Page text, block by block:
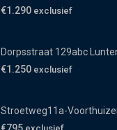
€1.290 exclusief
Dorpsstraat 129abc
€1.250 exclusief
Stroetweg11a-
€795